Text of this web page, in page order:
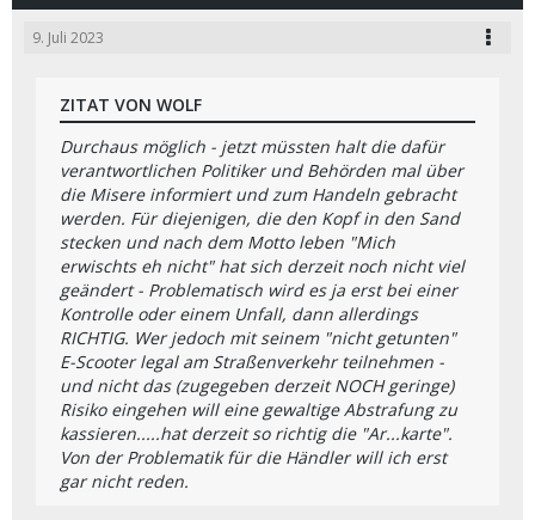
9. Juli 2023
ZITAT VON WOLF
Durchaus möglich - jetzt müssten halt die dafür
verantwortlichen Politiker und Behörden mal über
die Misere informiert und zum Handeln gebracht
werden. Für diejenigen, die den Kopf in den Sand
stecken und nach dem Motto leben "Mich
erwischts eh nicht" hat sich derzeit noch nicht viel
geändert - Problematisch wird es ja erst bei einer
Kontrolle oder einem Unfall, dann allerdings
RICHTIG. Wer jedoch mit seinem "nicht getunten"
E-Scooter legal am Straßenverkehr teilnehmen -
und nicht das (zugegeben derzeit NOCH geringe)
Risiko eingehen will eine gewaltige Abstrafung zu
kassieren.....hat derzeit so richtig die "Ar...karte".
Von der Problematik für die Händler will ich erst
gar nicht reden.